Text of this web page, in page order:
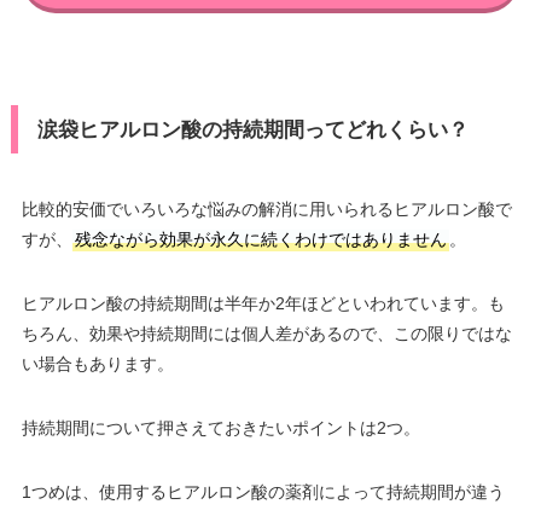
涙袋ヒアルロン酸の持続期間ってどれくらい？
比較的安価でいろいろな悩みの解消に用いられるヒアルロン酸で
すが、
残念ながら効果が永久に続くわけではありません。
ヒアルロン酸の持続期間は半年か2年ほどといわれています。も
ちろん、効果や持続期間には個人差があるので、この限りではな
い場合もあります。
持続期間について押さえておきたいポイントは2つ。
1つめは、使用するヒアルロン酸の薬剤によって持続期間が違う